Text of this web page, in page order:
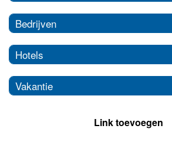
Bedrijven
Hotels
Vakantie
Link toevoegen